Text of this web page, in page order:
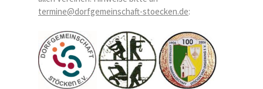
termine@dorfgemeinschaft-stoecken.de: